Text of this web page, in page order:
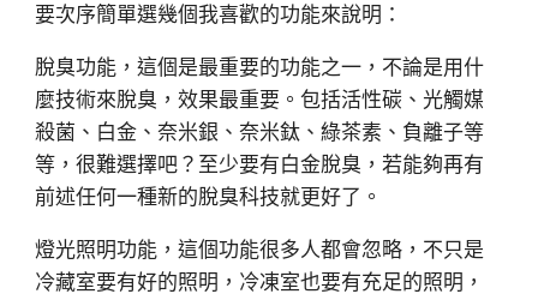
要次序簡單選幾個我喜歡的功能來說明：
脫臭功能，這個是最重要的功能之一，不論是用什
麼技術來脫臭，效果最重要。包括活性碳、光觸媒
殺菌、白金、奈米銀、奈米鈦、綠茶素、負離子等
等，很難選擇吧？至少要有白金脫臭，若能夠再有
前述任何一種新的脫臭科技就更好了。
燈光照明功能，這個功能很多人都會忽略，不只是
冷藏室要有好的照明，冷凍室也要有充足的照明，